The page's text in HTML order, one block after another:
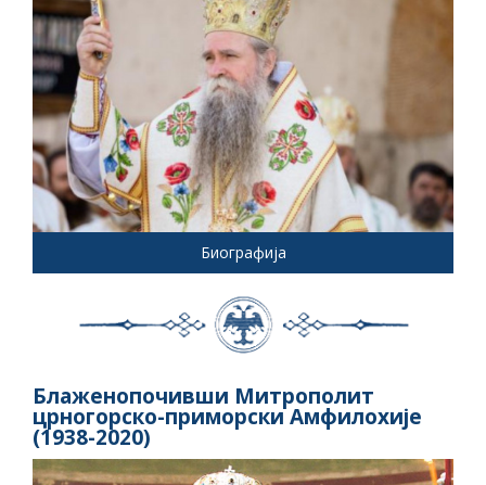
Биографија
Блаженопочивши Митрополит
црногорско-приморски Амфилохије
(1938-2020)